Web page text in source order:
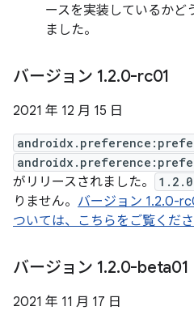
ースを実装しているかど
ました。
バージョン 1.2.0-rc01
2021 年 12 月 15 日
がリリースされました。
りません。 バージョン 1.2.0-
ついては、こちらをご覧くだ
バージョン 1.2.0-beta01
2021 年 11 月 17 日